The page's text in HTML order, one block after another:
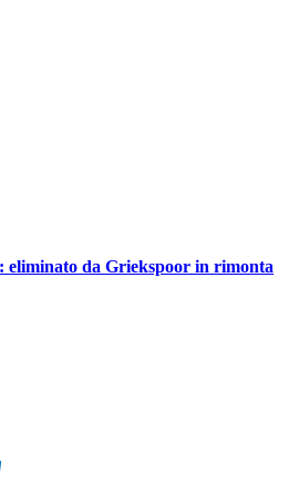
da Griekspoor in rimonta